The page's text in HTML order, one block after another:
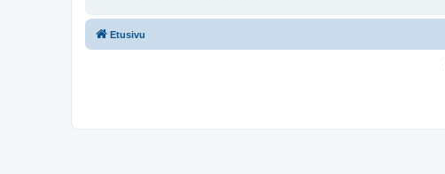
Etusivu